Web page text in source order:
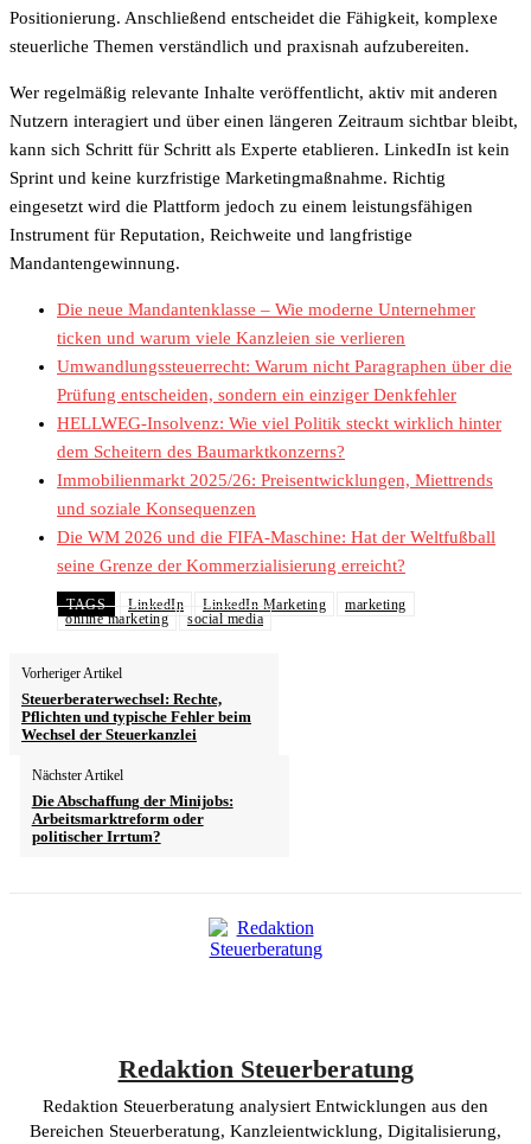
Positionierung. Anschließend entscheidet die Fähigkeit, komplexe
steuerliche Themen verständlich und praxisnah aufzubereiten.
Wer regelmäßig relevante Inhalte veröffentlicht, aktiv mit anderen
Nutzern interagiert und über einen längeren Zeitraum sichtbar bleibt,
kann sich Schritt für Schritt als Experte etablieren. LinkedIn ist kein
Sprint und keine kurzfristige Marketingmaßnahme. Richtig
eingesetzt wird die Plattform jedoch zu einem leistungsfähigen
Instrument für Reputation, Reichweite und langfristige
Mandantengewinnung.
Die neue Mandantenklasse – Wie moderne Unternehmer
ticken und warum viele Kanzleien sie verlieren
Umwandlungssteuerrecht: Warum nicht Paragraphen über die
Prüfung entscheiden, sondern ein einziger Denkfehler
HELLWEG-Insolvenz: Wie viel Politik steckt wirklich hinter
dem Scheitern des Baumarktkonzerns?
Immobilienmarkt 2025/26: Preisentwicklungen, Miettrends
und soziale Konsequenzen
Die WM 2026 und die FIFA-Maschine: Hat der Weltfußball
seine Grenze der Kommerzialisierung erreicht?
TAGS LinkedIn LinkedIn Marketing
marketing
online marketing
social media
Vorheriger Artikel
Steuerberaterwechsel: Rechte,
Pflichten und typische Fehler beim
Wechsel der Steuerkanzlei
Nächster Artikel
Die Abschaffung der Minijobs:
Arbeitsmarktreform oder
politischer Irrtum?
Redaktion Steuerberatung
Redaktion Steuerberatung analysiert Entwicklungen aus den
Bereichen Steuerberatung, Kanzleientwicklung, Digitalisierung,